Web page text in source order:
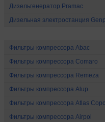
Дизельгенератор Pramac
Дизельная электростанция
Фильтры компрессора Abac
Фильтры компрессора Comaro
Фильтры компрессора Remeza
Фильтры компрессора Alup
Фильтры компрессора Atlas
Фильтры компрессора Airpol